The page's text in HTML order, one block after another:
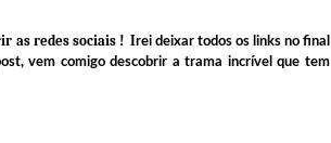
as redes sociais ! Irei deixar todos os links no final
vem comigo descobrir a trama incrível que tem